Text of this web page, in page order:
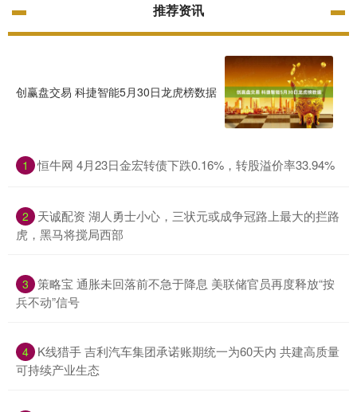
推荐资讯
创赢盘交易 科捷智能5月30日龙虎榜数据
1 恒牛网 4月23日金宏转债下跌0.16%，转股溢价率33.94%
2
天诚配资 湖人勇士小心，三状元或成争冠路上最大的拦路
虎，黑马将搅局西部
3 策略宝 通胀未回落前不急于降息 美联储官员再度释放“按
兵不动”信号
4 K线猎手 吉利汽车集团承诺账期统一为60天内 共建高质量
可持续产业生态